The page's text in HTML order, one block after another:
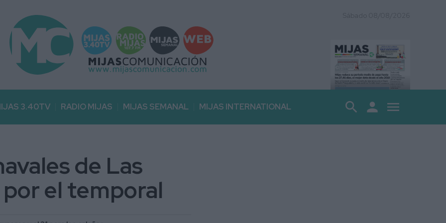
3.40TV RADIO MIJAS MIJAS SEMANAL MIJAS INTERNATIONAL search person menu
de Las
por el temporal